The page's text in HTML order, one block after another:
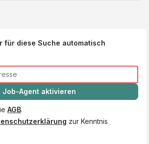
für diese Suche automatisch
Job-Agent aktivieren
AGB.
zur Kenntnis